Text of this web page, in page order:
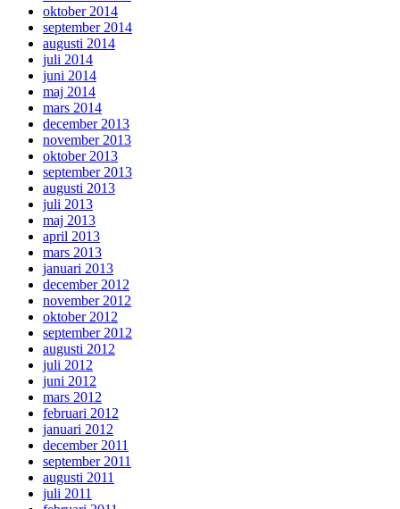
oktober 2014
september 2014
augusti 2014
juli 2014
juni 2014
maj 2014
mars 2014
december 2013
november 2013
oktober 2013
september 2013
augusti 2013
juli 2013
maj 2013
april 2013
mars 2013
januari 2013
december 2012
november 2012
oktober 2012
september 2012
augusti 2012
juli 2012
juni 2012
mars 2012
februari 2012
januari 2012
december 2011
september 2011
augusti 2011
juli 2011